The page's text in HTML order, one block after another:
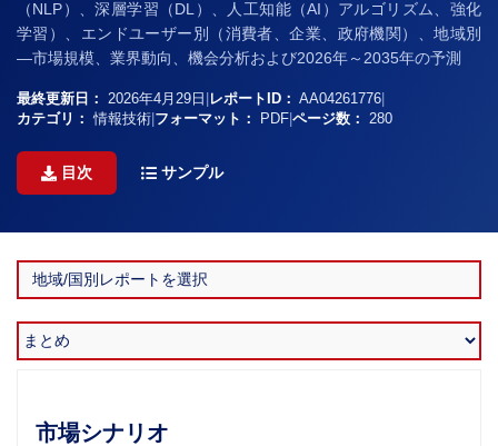
（NLP）、深層学習（DL）、人工知能（AI）アルゴリズム、強化
学習）、エンドユーザー別（消費者、企業、政府機関）、地域別
―市場規模、業界動向、機会分析および2026年～2035年の予測
最終更新日： 2026年4月29日 レポートID： AA04261776
カテゴリ： 情報技術 フォーマット： PDF ページ数： 280
目次 サンプル
市場シナリオ